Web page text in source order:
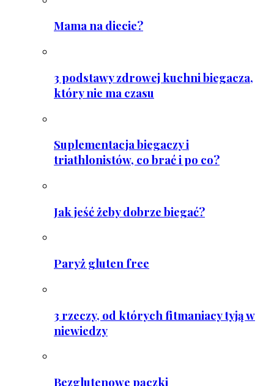
Mama na diecie?
3 podstawy zdrowej kuchni biegacza,
który nie ma czasu
Suplementacja biegaczy i
triathlonistów, co brać i po co?
Jak jeść żeby dobrze biegać?
Paryż gluten free
3 rzeczy, od których fitmaniacy tyją w
niewiedzy
Bezglutenowe pączki